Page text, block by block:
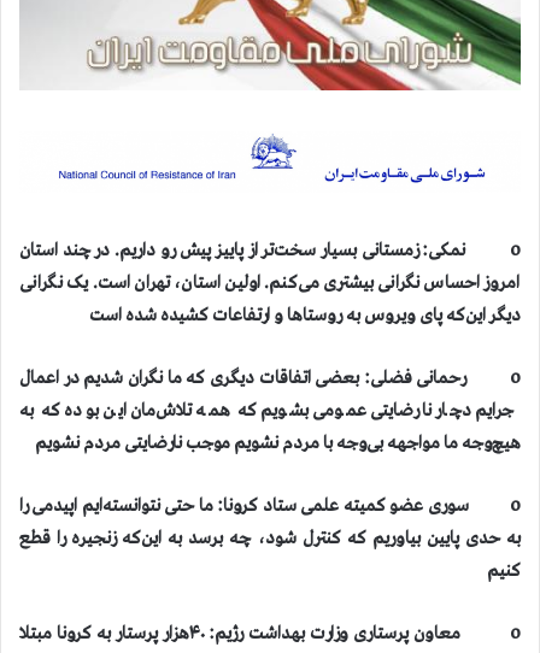
o نمکی: زمستانی بسیار سخت‌تر از پاییز پیش رو داریم. در چند استان
امروز احساس نگرانی بیشتری می‌کنم. اولین استان، تهران است. یک نگرانی
دیگر این‌که پای ویروس به روستاها و ارتفاعات کشیده شده است
o رحمانی فضلی: بعضی اتفاقات دیگری که ما نگران شدیم در اعمال
جرایم دچار نارضایتی عمومی بشویم که همه تلاش‌مان این بوده که به
هیچ‌وجه ما مواجهه بی‌وجه با مردم نشویم موجب نارضایتی مردم نشویم
o سوری عضو کمیته علمی ستاد کرونا: ما حتی نتوانسته‌ایم اپیدمی را
به حدی پایین بیاوریم که کنترل شود، چه برسد به این‌که زنجیره را قطع
کنیم
o معاون پرستاری وزارت بهداشت رژیم: ۴۰هزار پرستار به کرونا مبتلا